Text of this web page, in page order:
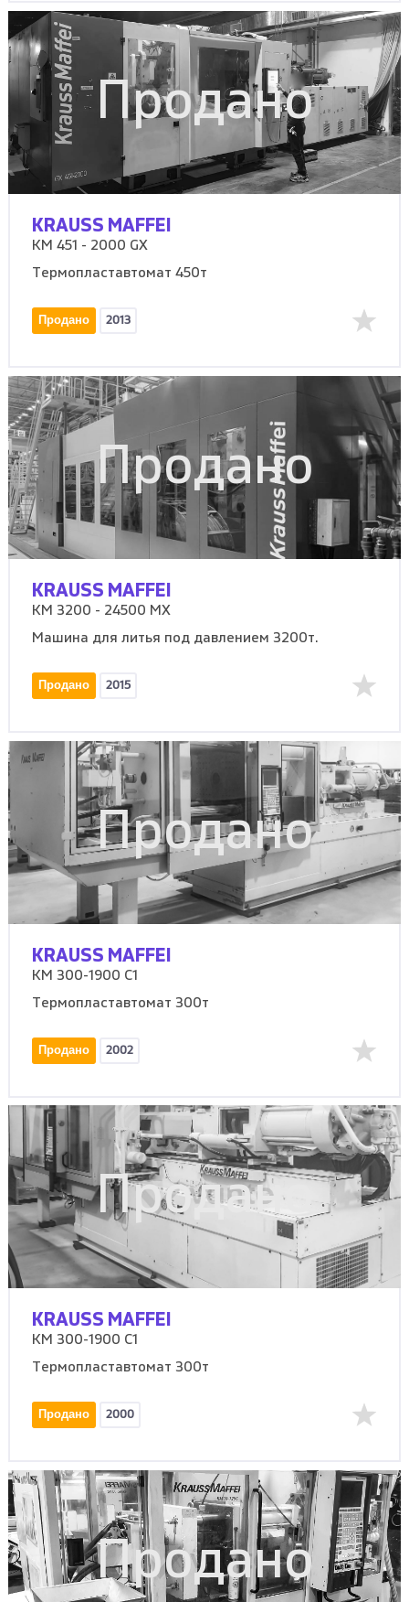
Продано
KRAUSS MAFFEI
KM 451 - 2000 GX
Термопластавтомат 450т
Продано 2013
Продано
KRAUSS MAFFEI
KM 3200 - 24500 MX
Машина для литья под давлением 3200т.
Продано 2015
Продано
KRAUSS MAFFEI
KM 300-1900 C1
Термопластавтомат 300т
Продано 2002
Продано
KRAUSS MAFFEI
KM 300-1900 C1
Термопластавтомат 300т
Продано 2000
Продано